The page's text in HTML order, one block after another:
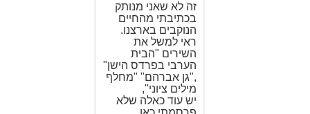
זה לא שאני מנותק
בכתיבתי מהחיים
הנוקבים בארצנו.
ראי למשל את
השירים "הבית
הערבי בפרדס הישן"
,"גן אברהם" "מחלף
מילים ציוני",
יש עוד כאלה שלא